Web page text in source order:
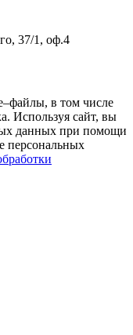
37/1, оф.4
в том числе
Используя сайт, вы
данных при помощи
персональных